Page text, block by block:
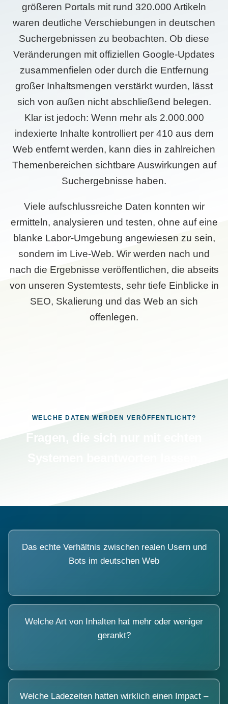
größeren Portals mit rund 320.000 Artikeln
waren deutliche Verschiebungen in deutschen
Suchergebnissen zu beobachten. Ob diese
Veränderungen mit offiziellen Google-Updates
zusammenfielen oder durch die Entfernung
großer Inhaltsmengen verstärkt wurden, lässt
sich von außen nicht abschließend belegen.
Klar ist jedoch: Wenn mehr als 2.000.000
indexierte Inhalte kontrolliert per 410 aus dem
Web entfernt werden, kann dies in zahlreichen
Themenbereichen sichtbare Auswirkungen auf
Suchergebnisse haben.
Viele aufschlussreiche Daten konnten wir
ermitteln, analysieren und testen, ohne auf eine
blanke Labor-Umgebung angewiesen zu sein,
sondern im Live-Web. Wir werden nach und
nach die Ergebnisse veröffentlichen, die abseits
von unseren Systemtests, sehr tiefe Einblicke in
SEO, Skalierung und das Web an sich
offenlegen.
WELCHE DATEN WERDEN VERÖFFENTLICHT?
Das echte Verhältnis zwischen realen Usern und
Bots im deutschen Web
Welche Art von Inhalten hat mehr oder weniger
gerankt?
Welche Ladezeiten hatten wirklich einen Impact –